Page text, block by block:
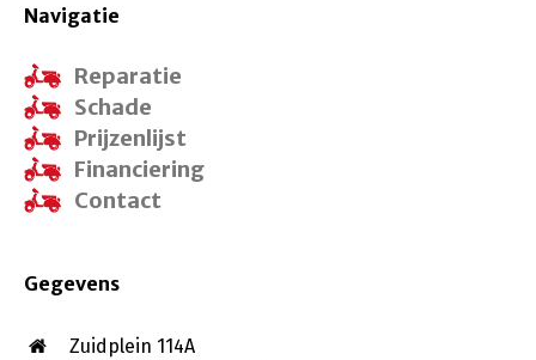
Navigatie
Reparatie
Schade
Prijzenlijst
Financiering
Contact
Gegevens
Zuidplein 114A